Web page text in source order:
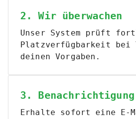
2. Wir überwachen
Unser System prüft
Platzverfügbarkeit bei
deinen Vorgaben.
3.
Erhalte sofort eine E-